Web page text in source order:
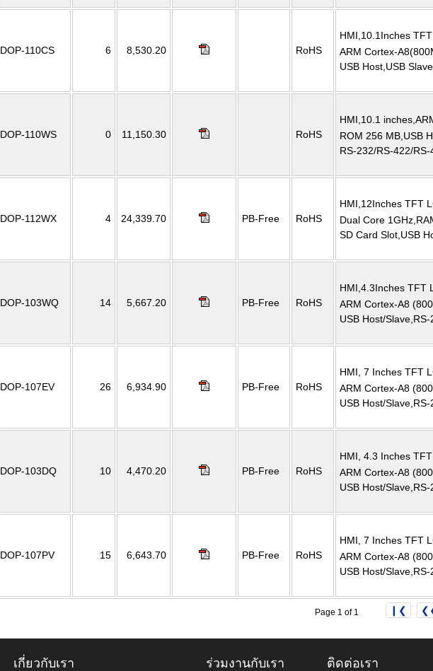
DOP-110CS 6 8,530.20 RoHS
HMI,10.1Inches
ARM Cortex-
USB Host,USB
DOP-110WS 0 11,150.30 RoHS
HMI,10.1
ROM 256 MB,USB
RS-232/RS-422/
DOP-112WX 4 24,339.70 PB-Free RoHS
HMI,12Inches TFT
Dual Core
SD Card Slot,USB
DOP-103WQ 14 5,667.20 PB-Free RoHS
HMI,4.3Inches TFT
ARM Cortex-A8
USB Host/
DOP-107EV 26 6,934.90 PB-Free RoHS
HMI, 7 Inches TFT
ARM Cortex-A8
USB Host/
DOP-103DQ 10 4,470.20 PB-Free RoHS
HMI, 4.3 Inches
ARM Cortex-A8
USB Host/
DOP-107PV 15 6,643.70 PB-Free RoHS
HMI, 7 Inches TFT
ARM Cortex-A8
USB Host/
Page 1 of 1 ❙❮
เกี่ยวกับเรา ร่วมงานกับเรา ติดต่อเรา